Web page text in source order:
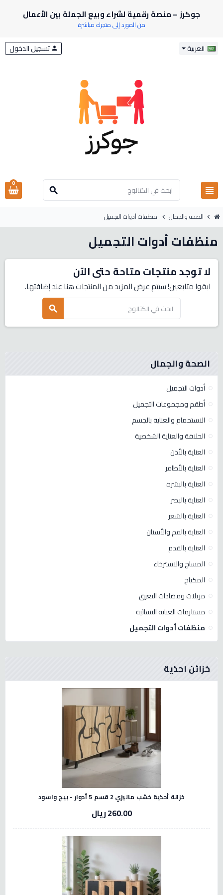
جوكرز – منصة رقمية لشراء وبيع الجملة بين الأعمال
من المورد إلى متجرك مباشرة
العربية
view_headline
search
person تسجيل الدخول
0
chevron_right الصحة والجمال chevron_right منظفات أدوات التجميل
الصحة والجمال
أدوات التجميل
أطقم ومجموعات التجميل
الاستحمام والعناية بالجسم
الحلاقة والعناية الشخصية
العناية بالأذن
العناية بالأظافر
العناية بالبشرة
العناية بالبصر
العناية بالشعر
العناية بالفم والأسنان
العناية بالقدم
المساج والاسترخاء
المكياج
مزيلات ومضادات التعرق
مستلزمات العناية النسائية
منظفات أدوات التجميل
خزائن احذية
خزانة أحذية خشب ماليزي 2 قسم 5 أدوار - بيج واسود
260.00 ريال
منظفات أدوات التجميل
لا توجد منتجات متاحة حتى الآن
ابقوا متابعين! سيتم عرض المزيد من المنتجات هنا عند إضافتها.
search